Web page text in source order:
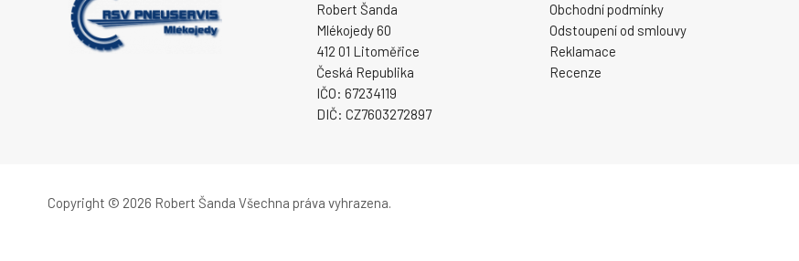
Robert Šanda
Mlékojedy 60
412 01 Litoměřice
Česká Republika
IČO: 67234119
DIČ: CZ7603272897
Obchodní podmínky
Odstoupení od smlouvy
Reklamace
Recenze
Copyright © 2026 Robert Šanda Všechna práva vyhrazena.